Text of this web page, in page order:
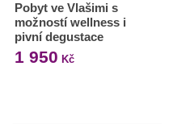
Pobyt ve Vlašimi s
možností wellness i
pivní degustace
1 950 Kč